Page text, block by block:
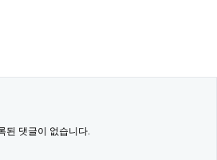
된 댓글이 없습니다.